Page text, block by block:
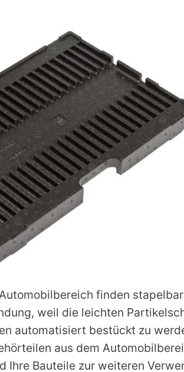
finden
weil die leichten
automatisiert bestückt zu
aus dem
Ihre Bauteile zur weiteren